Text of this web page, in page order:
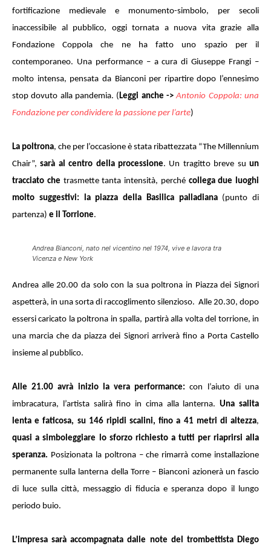
fortificazione medievale e monumento-simbolo, per secoli
inaccessibile al pubblico, oggi tornata a nuova vita grazie alla
Fondazione Coppola che ne ha fatto uno spazio per il
contemporaneo. Una performance – a cura di Giuseppe Frangi –
molto intensa, pensata da Bianconi per ripartire dopo l’ennesimo
stop dovuto alla pandemia. (Leggi anche -> Antonio Coppola: una
Fondazione per condividere la passione per l’arte)
La poltrona, che per l’occasione è stata ribattezzata “The Millennium
Chair”,sarà al centro della processione. Un tragitto breve suun
tracciato che trasmette tanta intensità, perché collega due luoghi
molto suggestivi: la piazza della Basilica palladiana(punto di
partenza) e il Torrione.
Andrea Bianconi, nato nel vicentino nel 1974, vive e lavora tra
Vicenza e New York
Andrea alle 20.00 da solo con la sua poltrona in Piazza dei Signori
aspetterà, in una sorta di raccoglimento silenzioso. Alle 20.30, dopo
essersi caricato la poltrona in spalla, partirà alla volta del torrione, in
una marcia che da piazza dei Signori arriverà fino a Porta Castello
insieme al pubblico.
Alle 21.00 avrà inizio la vera performance: con l’aiuto di una
imbracatura, l’artista salirà fino in cima alla lanterna.Una salita
lenta e faticosa, su 146 ripidi scalini, fino a 41 metri di altezza,
quasi a simboleggiare lo sforzo richiesto a tutti per riaprirsi alla
speranza. Posizionata la poltrona – che rimarrà come installazione
permanente sulla lanterna della Torre – Bianconi azionerà un fascio
di luce sulla città, messaggio di fiducia e speranza dopo il lungo
periodo buio.
L’impresa sarà accompagnata dalle note del trombettista Diego